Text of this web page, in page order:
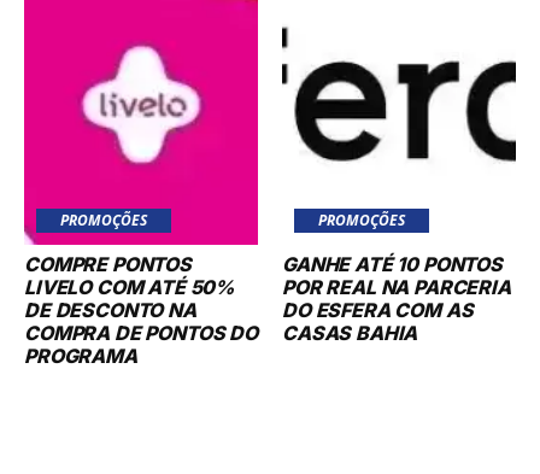
PROMOÇÕES
COMPRE PONTOS
LIVELO COM ATÉ 50%
DE DESCONTO NA
COMPRA DE PONTOS DO
PROGRAMA
PROMOÇÕES
GANHE ATÉ 10 PONTOS
POR REAL NA PARCERIA
DO ESFERA COM AS
CASAS BAHIA